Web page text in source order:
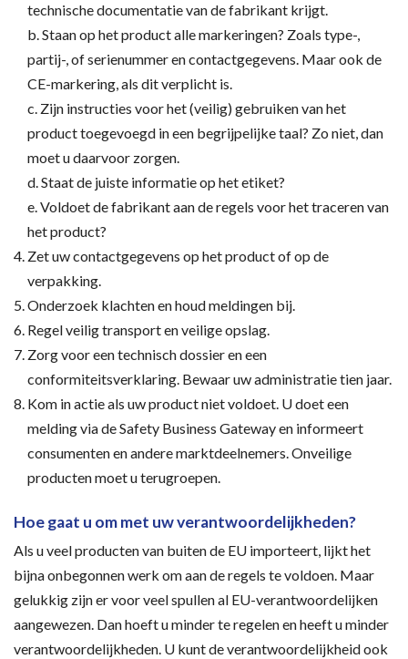
technische documentatie van de fabrikant krijgt.
b. Staan op het product alle markeringen? Zoals type-,
partij-, of serienummer en contactgegevens. Maar ook de
CE-markering, als dit verplicht is.
c. Zijn instructies voor het (veilig) gebruiken van het
product toegevoegd in een begrijpelijke taal? Zo niet, dan
moet u daarvoor zorgen.
d. Staat de juiste informatie op het etiket?
e. Voldoet de fabrikant aan de regels voor het traceren van
het product?
Zet uw contactgegevens op het product of op de
verpakking.
Onderzoek klachten en houd meldingen bij.
Regel veilig transport en veilige opslag.
Zorg voor een technisch dossier en een
conformiteitsverklaring. Bewaar uw administratie tien jaar.
Kom in actie als uw product niet voldoet. U doet een
melding via de Safety Business Gateway en informeert
consumenten en andere marktdeelnemers. Onveilige
producten moet u terugroepen.
Hoe gaat u om met uw verantwoordelijkheden?
Als u veel producten van buiten de EU importeert, lijkt het
bijna onbegonnen werk om aan de regels te voldoen. Maar
gelukkig zijn er voor veel spullen al EU-verantwoordelijken
aangewezen. Dan hoeft u minder te regelen en heeft u minder
verantwoordelijkheden. U kunt de verantwoordelijkheid ook